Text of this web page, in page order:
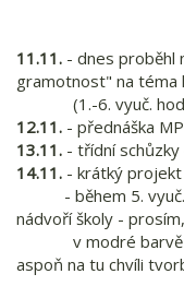
11.11. - dnes proběhl
gramotnost" na téma
(1.-6. vyuč.
12.11. - předná​ška
13.11. - třídní
14.11. - krátký projekt
- během 5. vyuč​.
nádvoří školy -
v modré barvě
aspoň na tu chvíli